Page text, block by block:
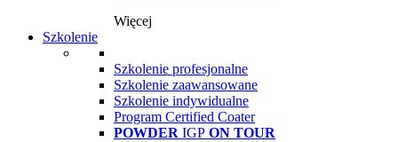
Więcej
Szkolenie
Szkolenie profesjonalne
Szkolenie zaawansowane
Szkolenie indywidualne
Program Certified Coater
POWDER IGP ON TOUR